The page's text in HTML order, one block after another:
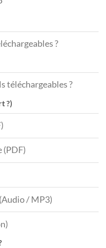
?
téléchargeables ?
?)
/ MP3)